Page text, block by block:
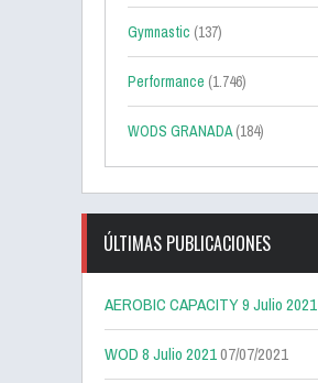
Gymnastic (137)
Performance (1.746)
WODS GRANADA(184)
ÚLTIMAS PUBLICACIONES
AEROBIC CAPACITY 9 Julio 2021
WOD 8 Julio 202107/07/2021